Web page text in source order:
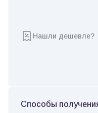
Нашли дешевле?
Способы